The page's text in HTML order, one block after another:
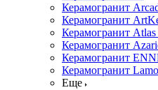
Керамогранит
Керамогранит
Керамогранит
Керамогранит
Керамогранит
Керамогранит
Еще